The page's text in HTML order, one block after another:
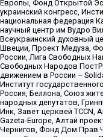
Европы, Фонд Открытой
украинский конгресс,
национальная федерация
научный центр им Вудро
Всеукраинский духовный
Швеции, Проект Медуза,
России, Лига Свободных
Свободных Народов
движением в России –
Институт
Россия, Беллона, Союз
народных депутатов,
Инк, Завет церквей TCCN,
Gazeta-Europe, Алтай
Чернигов, Фонд Дом Прав